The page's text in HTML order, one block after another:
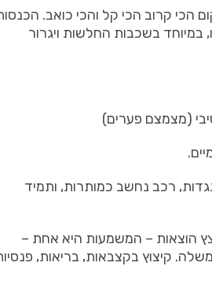
הכי קרוב הכי קל והכי כואב.
, במיוחד בשכבות החלשות ויגרור
(מצמצם פערים)
רכב נחשב כמותרות, ותמיד
הוצאות – המשמעות היא אחת –
. קיצוץ בקצבאות, בריאות,